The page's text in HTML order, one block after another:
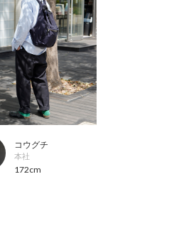
コウグチ
本社
172cm